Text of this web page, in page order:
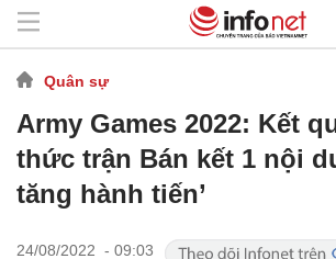
Quân sự
Army Games 2022: Kết
thức trận Bán kết 1 nội
tăng hành tiến’
24/08/2022 - 09:03